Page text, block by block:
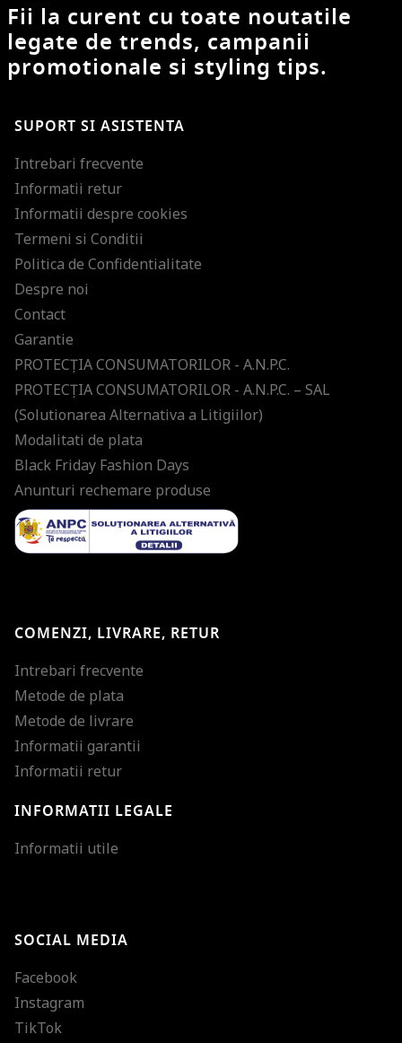
Fii la curent cu toate noutatile
legate de trends, campanii
promotionale si styling tips.
SUPORT SI ASISTENTA
Intrebari frecvente
Informatii retur
Informatii despre cookies
Termeni si Conditii
Politica de Confidentialitate
Despre noi
Contact
Garantie
PROTECŢIA CONSUMATORILOR - A.N.P.C.
PROTECŢIA CONSUMATORILOR - A.N.P.C. – SAL
(Solutionarea Alternativa a Litigiilor)
Modalitati de plata
Black Friday Fashion Days
Anunturi rechemare produse
COMENZI, LIVRARE, RETUR
Intrebari frecvente
Metode de plata
Metode de livrare
Informatii garantii
Informatii retur
INFORMATII LEGALE
Informatii utile
SOCIAL MEDIA
Facebook
Instagram
TikTok